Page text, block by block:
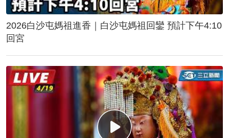
2026白沙屯媽祖進香｜白沙屯媽祖回鑾 預計下午4:10
回宮